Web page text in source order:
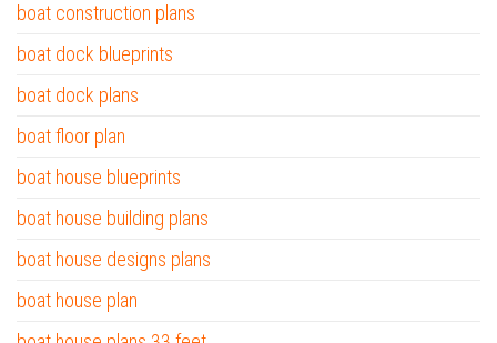
boat construction plans
boat dock blueprints
boat dock plans
boat floor plan
boat house blueprints
boat house building plans
boat house designs plans
boat house plan